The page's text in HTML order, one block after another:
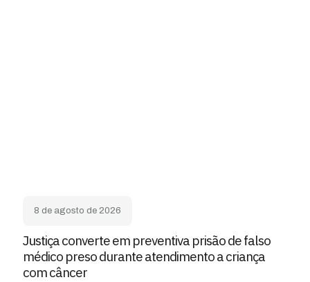
8 de agosto de 2026
Justiça converte em preventiva prisão de falso
médico preso durante atendimento a criança
com câncer